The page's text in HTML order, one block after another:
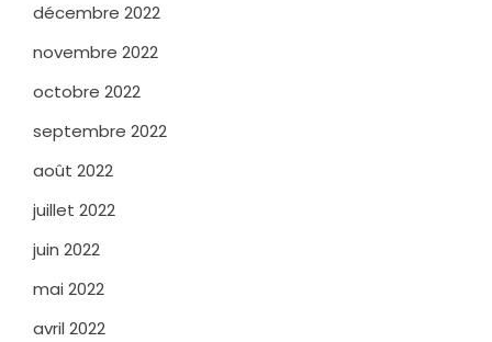
décembre 2022
novembre 2022
octobre 2022
septembre 2022
août 2022
juillet 2022
juin 2022
mai 2022
avril 2022